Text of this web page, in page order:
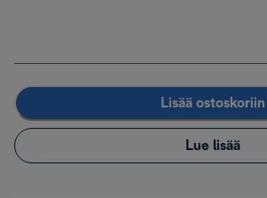
Lisää ostoskoriin
Lue lisää